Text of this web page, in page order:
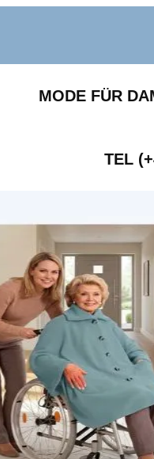
MODE FÜR
TEL